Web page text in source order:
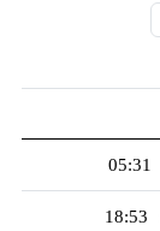
05:31
18:53